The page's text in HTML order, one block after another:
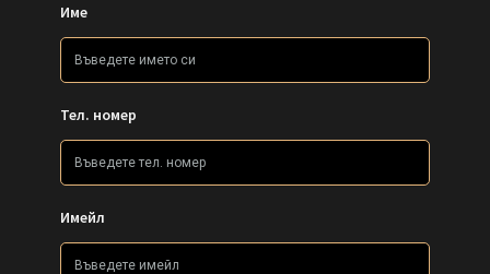
Име
Тел. номер
Имейл